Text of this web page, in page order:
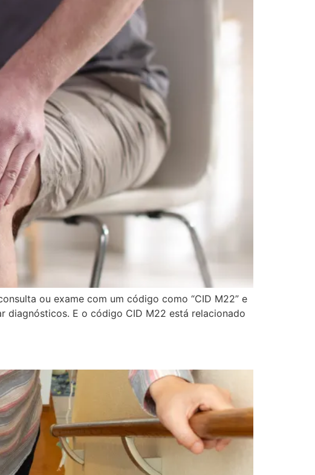
ou exame com um código como “CID M22” e
diagnósticos. E o código CID M22 está relacionado